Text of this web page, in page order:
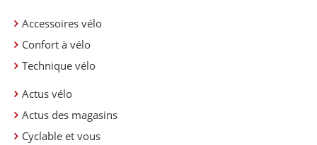
Accessoires vélo
Confort à vélo
Technique vélo
Actus vélo
Actus des magasins
Cyclable et vous